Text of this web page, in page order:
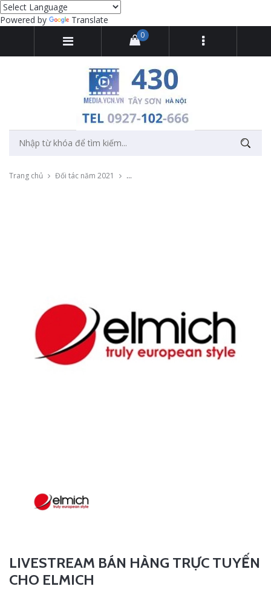
Powered by Translate
0
Trang chủ Đối tác năm 2021 Livestream bán hàng trực tuyến cho
LIVESTREAM BÁN HÀNG TRỰC TUYẾN
CHO ELMICH